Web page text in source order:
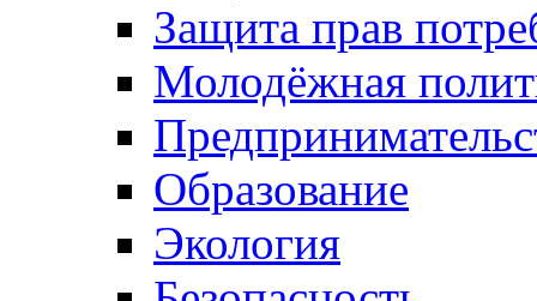
Защита прав
Молодёжная
Образование
Экология